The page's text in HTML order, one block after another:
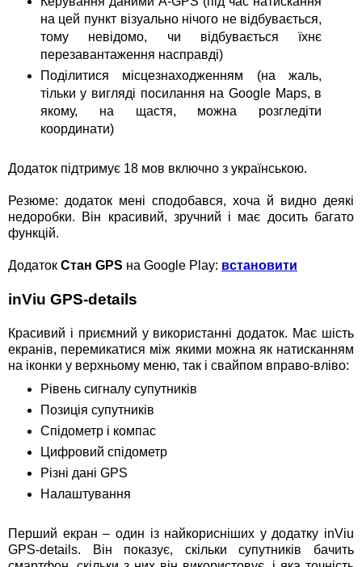
на цей пункт візуально нічого не відбувається,
тому невідомо, чи відбувається їхнє
перезавантаження насправді)
Поділитися місцезнаходженням (на жаль,
тільки у вигляді посилання на Google Maps, в
якому, на щастя, можна розгледіти
координати)
Додаток підтримує 18 мов включно з українською.
Резюме: додаток мені сподобався, хоча й видно деякі
недоробки. Він красивий, зручний і має досить багато
функцій.
Додаток Стан GPS на Google Play: встановити
inViu GPS-details
Красивий і приємний у використанні додаток. Має шість
екранів, перемикатися між якими можна як натисканням
на іконки у верхньому меню, так і свайпом вправо-вліво:
Рівень сигналу супутників
Позиція супутників
Спідометр і компас
Цифровий спідометр
Різні дані GPS
Налаштування
Перший екран – один із найкорисніших у додатку inViu
GPS-details. Він показує, скільки супутників бачить